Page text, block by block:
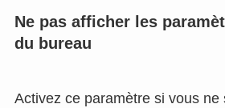
Ne pas afficher les
du bureau
Activez ce paramètre si vous ne